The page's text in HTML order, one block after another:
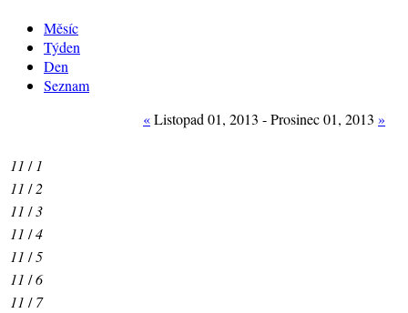
Měsíc
Týden
Den
Seznam
«Listopad 01, 2013 - Prosinec 01, 2013 »
11 / 1
11 /2
11 /3
11 /4
11 /5
11 /6
11 /7